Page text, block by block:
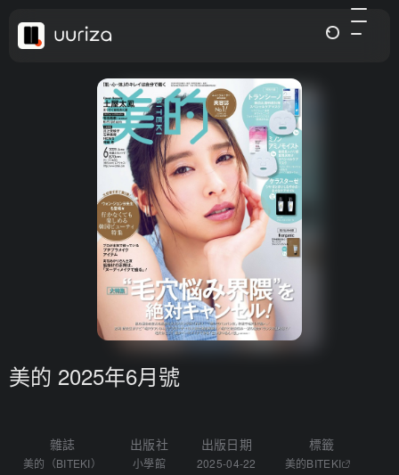
美的 2025年6月號
雜誌
美的（BITEKI）
出版社
小學館
出版日期
2025-04-22
標籤
美的BITEKI